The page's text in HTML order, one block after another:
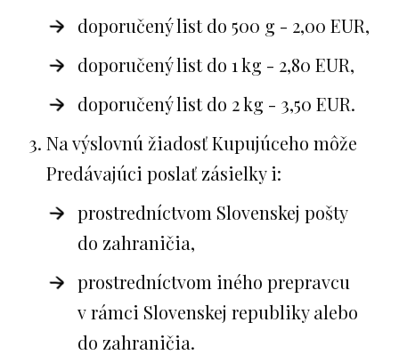
doporučený list do 500 g - 2,00 EUR,
doporučený list do 1 kg - 2,80 EUR,
doporučený list do 2 kg - 3,50 EUR.
Na výslovnú žiadosť Kupujúceho môže
Predávajúci poslať zásielky i:
prostredníctvom Slovenskej pošty
do zahraničia,
prostredníctvom iného prepravcu
v rámci Slovenskej republiky alebo
do zahraničia.